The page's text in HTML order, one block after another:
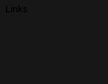
Links